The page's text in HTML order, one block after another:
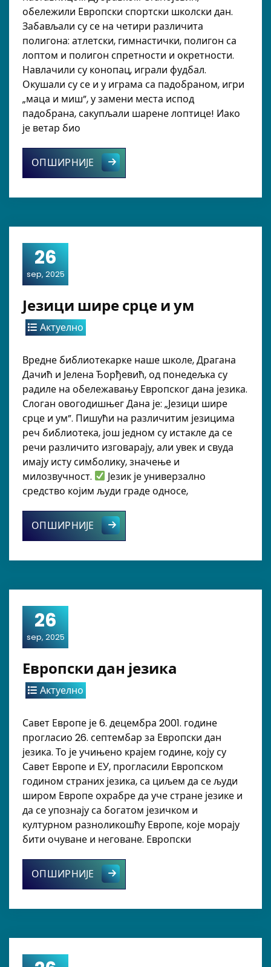
обележили Европски спортски школски дан.
Забављали су се на четири различита
полигона: атлетски, гимнастички, полигон са
лоптом и полигон спретности и окретности.
Навлачили су конопац, играли фудбал.
Окушали су се и у играма са падобраном, игри
„маца и миш”, у замени места испод
падобрана, сакупљали шарене лоптице! Иако
је ветар био
ОПШИРНИЈЕ Европски школски спортски дан
26
sep, 2025
Језици шире срце и ум
Актуелно
Вредне библиотекарке наше школе, Драгана
Дачић и Јелена Ђорђевић, од понедељка су
радиле на обележавању Европског дана језика.
Слоган овогодишњег Дана је: „Језици шире
срце и ум”. Пишући на различитим језицима
реч библиотека, још једном су истакле да се
речи различито изговарају, али увек и свуда
имају исту симболику, значење и
милозвучност.
Језик је универзално
средство којим људи граде односе,
ОПШИРНИЈЕ Језици шире срце и ум
26
sep, 2025
Европски дан језика
Актуелно
Савет Европе је 6. децембра 2001. године
прогласио 26. септембар за Европски дан
језика. То је учињено крајем године, коју су
Савет Европе и ЕУ, прогласили Европском
годином страних језика, са циљем да се људи
широм Европе охрабре да уче стране језике и
да се упознају са богатом језичком и
културном разноликошћу Европе, које морају
бити очуване и неговане. Европски
ОПШИРНИЈЕ Европски дан језика